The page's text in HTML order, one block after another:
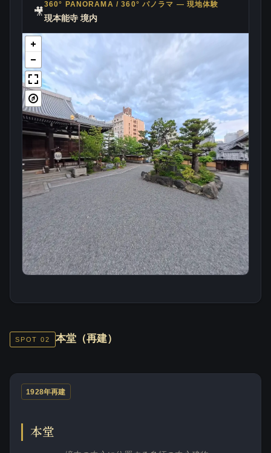
🎥
360° PANORAMA / 360° パノラマ — 現地体験
現本能寺 境内
SPOT 02 本堂（再建）
1928年再建
本堂